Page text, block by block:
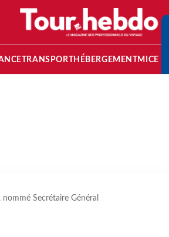
TRANSPORT HÉBERGEMENTMICE
Secrétaire Général